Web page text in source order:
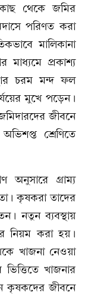
থেকে জমির
পরিণত করা
মালিকানা
মাধ্যমে প্রকাশ্য
চরম মন্দ ফল
মুখে পড়েন।
জীবনে
শ্রেণিতে
অনুসারে গ্রাম্য
কৃষকরা তাদের
নতুন ব্যবস্থায়
নিয়ম করা হয়।
খাজনা নেওয়া
খাজনার
কৃষকদের জীবনে